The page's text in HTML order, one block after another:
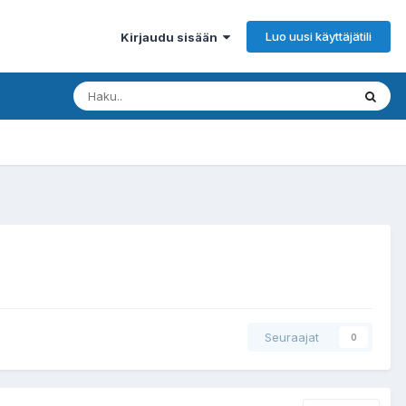
Kirjaudu sisään Luo uusi käyttäjätili
Seuraajat 0